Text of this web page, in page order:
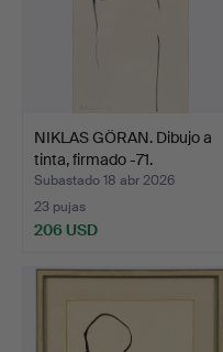
NIKLAS GÖRAN. Dibujo a
tinta, firmado -71.
Subastado 18 abr 2026
23 pujas
206 USD